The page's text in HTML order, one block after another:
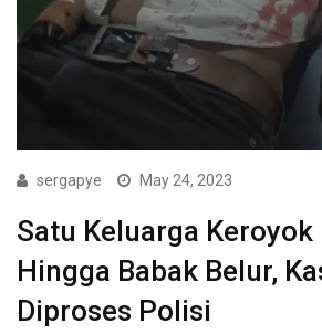
sergapye May 24, 2023
Satu Keluarga Keroyok
Hingga Babak Belur,
Diproses Polisi